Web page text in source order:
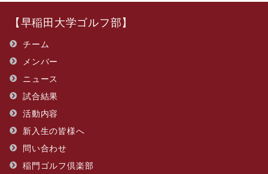
【早稲田大学ゴルフ部】
チーム
メンバー
ニュース
試合結果
活動内容
新入生の皆様へ
問い合わせ
​稲門ゴルフ倶楽部